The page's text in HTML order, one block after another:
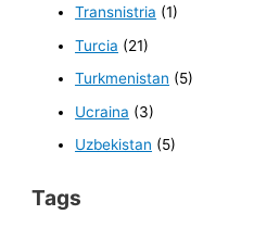
Transnistria (1)
Turcia (21)
Turkmenistan (5)
Ucraina (3)
Uzbekistan (5)
Tags